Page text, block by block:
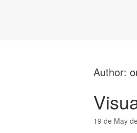
Author:
19 de May